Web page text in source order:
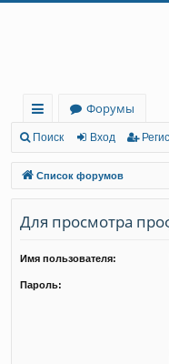
с
ы
лк
и
Форумы
Поиск Вход Регис
Список форумов
Для просмотра
Имя пользователя:
Пароль: